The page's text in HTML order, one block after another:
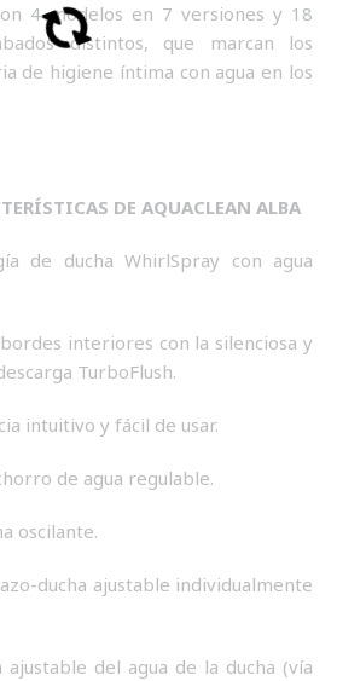
4 modelos en 7 versiones y 18
distintos, que marcan los
de higiene íntima con agua en los
DE AQUACLEAN ALBA
WhirlSpray con agua
interiores con la silenciosa y
TurboFlush.
intuitivo y fácil de usar.
de agua regulable.
oscilante.
ducha ajustable individualmente
del agua de la ducha (vía